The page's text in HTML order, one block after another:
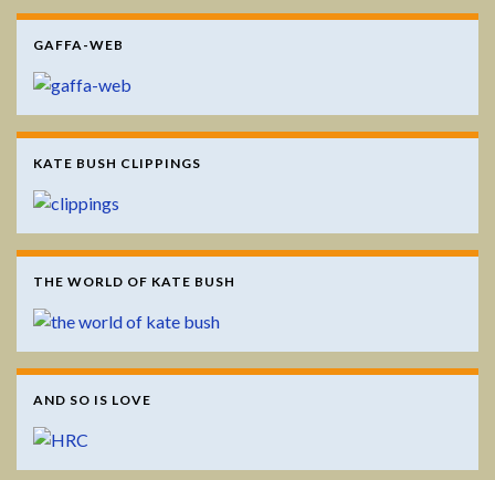
GAFFA-WEB
KATE BUSH CLIPPINGS
THE WORLD OF KATE BUSH
AND SO IS LOVE